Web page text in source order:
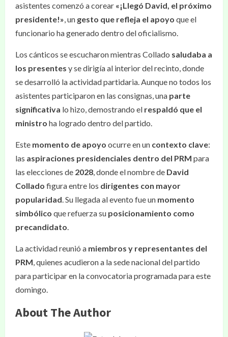
asistentes comenzó a corear «¡Llegó David, el próximo
presidente!», un gesto que refleja el apoyo que el
funcionario ha generado dentro del oficialismo.
Los cánticos se escucharon mientras Collado saludaba a
los presentes y se dirigía al interior del recinto, donde
se desarrolló la actividad partidaria. Aunque no todos los
asistentes participaron en las consignas, una parte
significativa lo hizo, demostrando el respaldó que el
ministro ha logrado dentro del partido.
Este momento de apoyo ocurre en un contexto clave:
las aspiraciones presidenciales dentro del PRM para
las elecciones de 2028, donde el nombre de David
Collado figura entre los dirigentes con mayor
popularidad. Su llegada al evento fue un momento
simbólico que refuerza su posicionamiento como
precandidato.
La actividad reunió a miembros y representantes del
PRM, quienes acudieron a la sede nacional del partido
para participar en la convocatoria programada para este
domingo.
About The Author